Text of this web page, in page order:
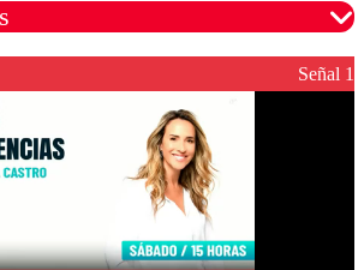
son moderados para garantizar un
diálogo respetuoso.
Señal 1